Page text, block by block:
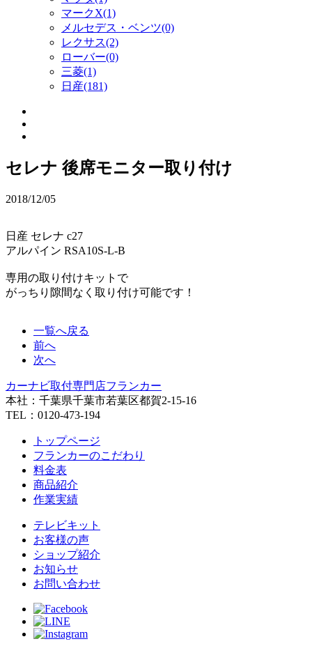
マークX(1)
メルセデス・ベンツ(0)
レクサス(2)
ローバー(0)
三菱(1)
日産(181)
セレナ 後席モニター取り付け
2018/12/05
日産 セレナ c27
アルパイン RSA10S-L-B
専用の取り付けキットで
がっちり隙間なく取り付け可能です！
一覧へ戻る
前へ
次へ
カーナビ取付専⾨店フランカー
本社：千葉県千葉市若葉区都賀2-15-16
TEL：0120-473-194
トップページ
フランカーのこだわり
料金表
商品紹介
作業実績
テレビキット
お客様の声
ショップ紹介
お知らせ
お問い合わせ